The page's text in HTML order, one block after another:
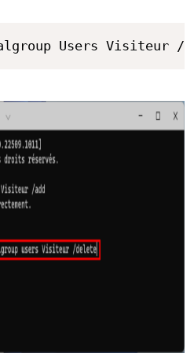
Users Visiteur /